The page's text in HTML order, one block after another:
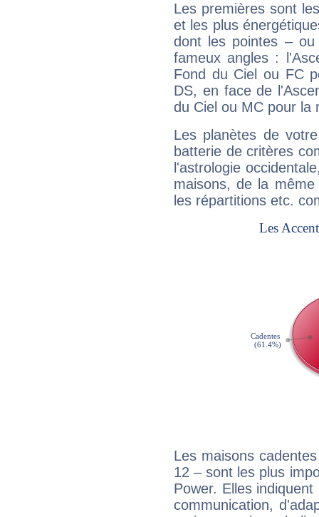
Les premières sont
et les plus
dont les pointes –
fameux angles :
Fond du Ciel ou FC
DS, en face de
du Ciel ou MC pour la
Les planètes de
batterie de critères
l'astrologie
maisons, de la
les répartitions etc.
Les maisons
12 – sont les plus
Power. Elles
communication,